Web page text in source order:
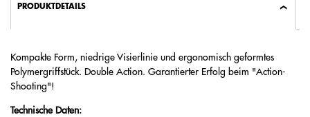
PRODUKTDETAILS
Kompakte Form, niedrige Visierlinie und ergonomisch geformtes
Polymergriffstück. Double Action. Garantierter Erfolg beim "­Action-
Shooting"!
Technische Daten: